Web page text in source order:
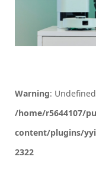
Warning:
/home/r5644107/
content/plugins/
2322